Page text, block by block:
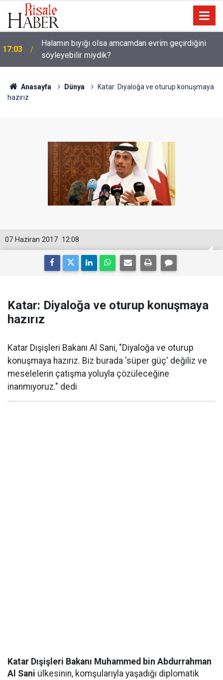
16:05
Güneş Tutulması 12 Ağustos'ta: Türkiye'den
görülecek mi?
Anasayfa Dünya
Katar: Diyaloğa ve oturup konuşmaya
hazırız
12:08
07 Haziran 2017
Katar: Diyaloğa ve oturup konuşmaya
hazırız
Katar Dışişleri Bakanı Al Sani, "Diyaloğa ve oturup
konuşmaya hazırız. Biz burada 'süper güç' değiliz ve
meselelerin çatışma yoluyla çözüleceğine
inanmıyoruz." dedi
Katar Dışişleri Bakanı Muhammed bin Abdurrahman
Al Sani ülkesinin, komşularıyla yaşadığı diplomatik